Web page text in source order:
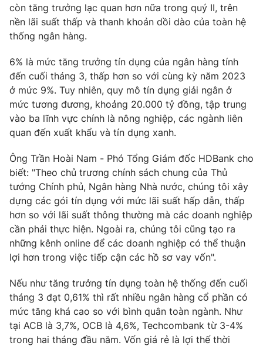
Phim VTV
Hậu trường
Nhân vật
Khán giả
Giải sao mai
Giải trí
Âm nhạc
Sao
Đời sống
Du lịch
Làm đẹp
Chất lượng cuộc sống
Giáo dục
Tuyển sinh
Học trực tuyến
Công nghệ
Hitech Công nghệ tương lai
Sản phẩm
Thị trường
Tư vấn
Giao lưu trực tuyến
Lịch phát sóng
Chuyên mục khác
Emagazine Podcast
Photo Infographic
Video Shorts video
còn tăng trưởng lạc quan hơn nữa trong quý II, trên
nền lãi suất thấp và thanh khoản dồi dào của toàn hệ
thống ngân hàng.
6% là mức tăng trưởng tín dụng của ngân hàng tính
đến cuối tháng 3, thấp hơn so với cùng kỳ năm 2023
ở mức 9%. Tuy nhiên, quy mô tín dụng giải ngân ở
mức tương đương, khoảng 20.000 tỷ đồng, tập trung
vào ba lĩnh vực chính là nông nghiệp, các ngành liên
quan đến xuất khẩu và tín dụng xanh.
Ông Trần Hoài Nam - Phó Tổng Giám đốc HDBank cho
biết: "Theo chủ trương chính sách chung của Thủ
tướng Chính phủ, Ngân hàng Nhà nước, chúng tôi xây
dựng các gói tín dụng với mức lãi suất hấp dẫn, thấp
hơn so với lãi suất thông thường mà các doanh nghiệp
cần phải thực hiện. Ngoài ra, chúng tôi cũng tạo ra
những kênh online để các doanh nghiệp có thể thuận
lợi hơn trong việc tiếp cận các hồ sơ vay vốn".
Nếu như tăng trưởng tín dụng toàn hệ thống đến cuối
tháng 3 đạt 0,61% thì rất nhiều ngân hàng cổ phần có
mức tăng khá cao so với bình quân toàn ngành. Như
tại ACB là 3,7%, OCB là 4,6%, Techcombank từ 3-4%
trong hai tháng đầu năm. Vốn giá rẻ là lợi thế thời